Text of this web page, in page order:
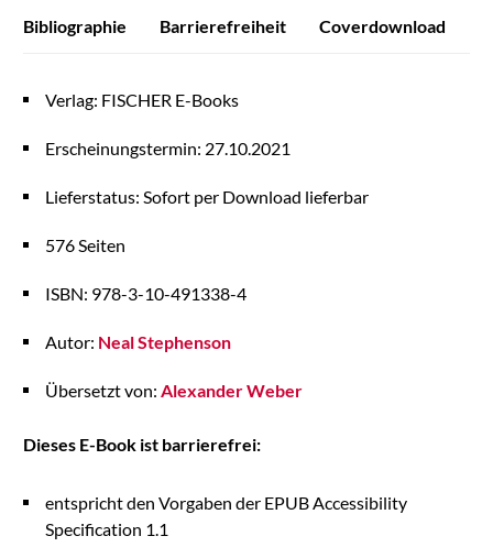
Bibliographie Barrierefreiheit Coverdownload
Verlag: FISCHER E-Books
Übersetzt von: Alexander Weber
Erscheinungstermin: 27.10.2021
Lieferstatus: Sofort per Download lieferbar
ISBN: 978-3-10-491338-4
576 Seiten
Autor: Neal Stephenson
Dieses E-Book ist barrierefrei:
entspricht den Vorgaben der EPUB Accessibility
Specification 1.1